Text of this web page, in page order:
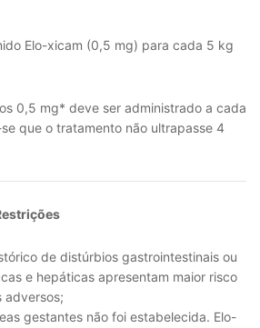
Elo-xicam (0,5 mg) para cada 5 kg
0,5 mg* deve ser administrado a cada
que o tratamento não ultrapasse 4
de distúrbios gastrointestinais ou
e hepáticas apresentam maior risco
adversos;
gestantes não foi estabelecida. Elo-